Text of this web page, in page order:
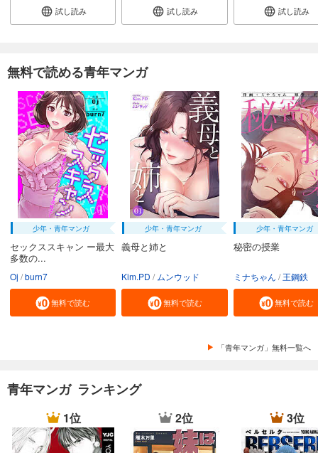
試し読み 試し読み 試し読み
無料で読める青年マンガ
少年・青年マンガ
セックススキャン ー最大
多数の...
Oj burn7
無料で読む
少年・青年マンガ
義母と姉と
Kim.PD ムンウッド
無料で読む
少年・青年マンガ
秘密の授業
ミナちゃん 王鋼鉄
無料で読む
「青年マンガ」無料一覧へ
青年マンガ ランキング
1位 2位 3位